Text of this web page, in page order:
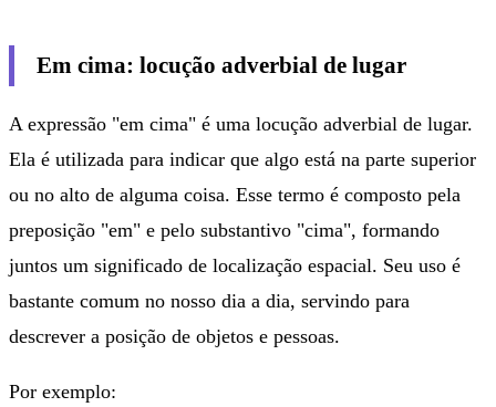
Em cima: locução adverbial de lugar
A expressão "em cima" é uma locução adverbial de lugar.
Ela é utilizada para indicar que algo está na parte superior
ou no alto de alguma coisa. Esse termo é composto pela
preposição "em" e pelo substantivo "cima", formando
juntos um significado de localização espacial. Seu uso é
bastante comum no nosso dia a dia, servindo para
descrever a posição de objetos e pessoas.
Por exemplo: